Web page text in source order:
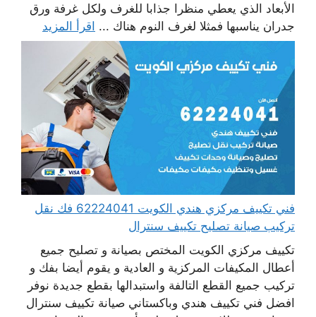
الأبعاد الذي يعطي منظرا جذابا للغرف ولكل غرفة ورق
جدران يناسبها فمثلا لغرف النوم هناك ... اقرأ المزيد
فني تكييف مركزي هندي الكويت 62224041 فك نقل
تركيب صيانة تصليح تكييف سنترال
تكييف مركزي الكويت المختص بصيانة و تصليح جميع
أعطال المكيفات المركزية و العادية و يقوم أيضا بفك و
تركيب جميع القطع التالفة واستبدالها بقطع جديدة نوفر
افضل فني تكييف هندي وباكستاني صيانة تكييف سنترال